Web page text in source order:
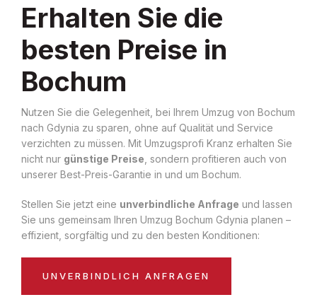
Erhalten Sie die
besten Preise in
Bochum
Nutzen Sie die Gelegenheit, bei Ihrem Umzug von Bochum
nach Gdynia zu sparen, ohne auf Qualität und Service
verzichten zu müssen. Mit Umzugsprofi Kranz erhalten Sie
nicht nur günstige Preise , sondern profitieren auch von
unserer Best-Preis-Garantie in und um Bochum.
Stellen Sie jetzt eine unverbindliche Anfrage und lassen
Sie uns gemeinsam Ihren Umzug Bochum Gdynia planen –
effizient, sorgfältig und zu den besten Konditionen:
UNVERBINDLICH ANFRAGEN